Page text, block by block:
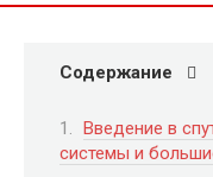
Содержание
Введение в
системы и